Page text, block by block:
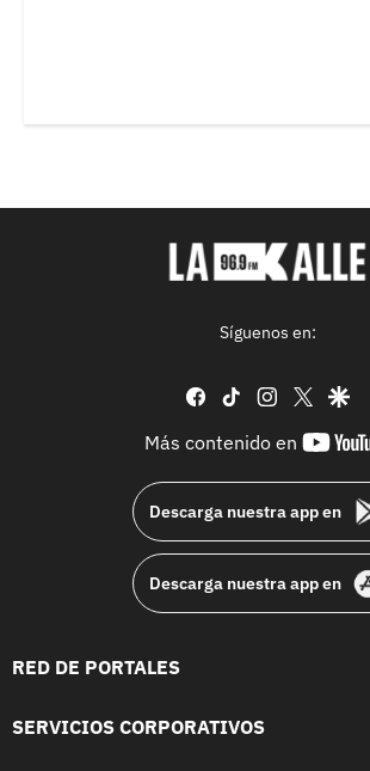
Síguenos en:
facebook
tiktok instagram
twitter
Más contenido en
Descarga nuestra app en
Descarga nuestra app en
RED DE PORTALES
SERVICIOS CORPORATIVOS